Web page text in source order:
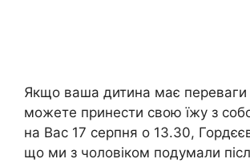
Якщо ваша дитина має переваги
можете принести свою їжу з
на Вас 17 серпня о 13.30,
що ми з чоловіком подумали